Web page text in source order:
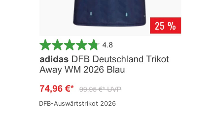
DFB-Auswärtstrikot 2026